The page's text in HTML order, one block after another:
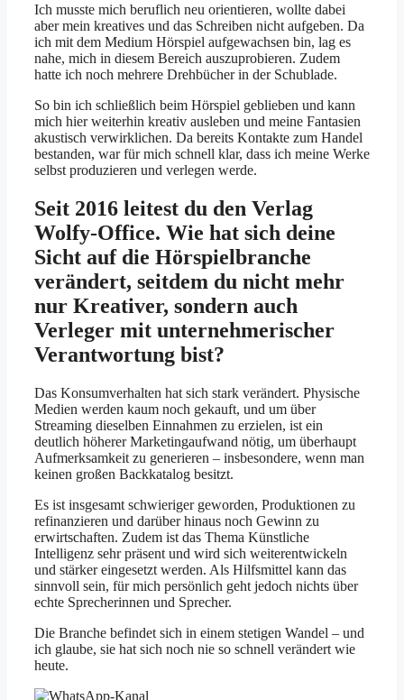
Ich musste mich beruflich neu orientieren, wollte dabei
aber mein kreatives und das Schreiben nicht aufgeben. Da
ich mit dem Medium Hörspiel aufgewachsen bin, lag es
nahe, mich in diesem Bereich auszuprobieren. Zudem
hatte ich noch mehrere Drehbücher in der Schublade.
So bin ich schließlich beim Hörspiel geblieben und kann
mich hier weiterhin kreativ ausleben und meine Fantasien
akustisch verwirklichen. Da bereits Kontakte zum Handel
bestanden, war für mich schnell klar, dass ich meine Werke
selbst produzieren und verlegen werde.
Seit 2016 leitest du den Verlag
Wolfy-Office. Wie hat sich deine
Sicht auf die Hörspielbranche
verändert, seitdem du nicht mehr
nur Kreativer, sondern auch
Verleger mit unternehmerischer
Verantwortung bist?
Das Konsumverhalten hat sich stark verändert. Physische
Medien werden kaum noch gekauft, und um über
Streaming dieselben Einnahmen zu erzielen, ist ein
deutlich höherer Marketingaufwand nötig, um überhaupt
Aufmerksamkeit zu generieren – insbesondere, wenn man
keinen großen Backkatalog besitzt.
Es ist insgesamt schwieriger geworden, Produktionen zu
refinanzieren und darüber hinaus noch Gewinn zu
erwirtschaften. Zudem ist das Thema Künstliche
Intelligenz sehr präsent und wird sich weiterentwickeln
und stärker eingesetzt werden. Als Hilfsmittel kann das
sinnvoll sein, für mich persönlich geht jedoch nichts über
echte Sprecherinnen und Sprecher.
Die Branche befindet sich in einem stetigen Wandel – und
ich glaube, sie hat sich noch nie so schnell verändert wie
heute.